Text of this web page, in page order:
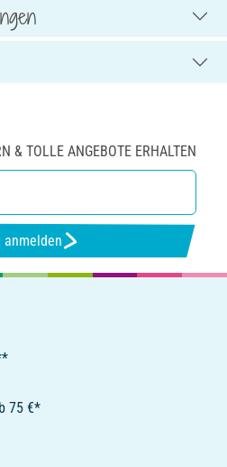
& TOLLE ANGEBOTE ERHALTEN
75 €*